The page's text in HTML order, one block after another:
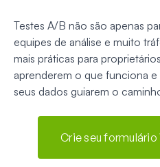
Testes A/B não são apenas
equipes de análise e muito
mais práticas para
aprenderem o que funciona
seus dados guiarem o
Crie seu